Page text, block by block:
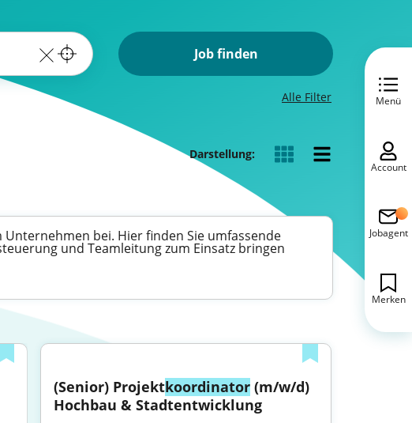
Job finden
Alle Filter
Darstellung:
bei. Hier finden Sie umfassende
und Teamleitung zum Einsatz bringen
(Senior) Projektkoordinator (m/w/d)
Hochbau & Stadtentwicklung
Menü
Account
Jobagent
Merken